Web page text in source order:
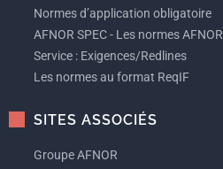
Normes d’application obligatoire
AFNOR SPEC - Les normes AFNOR
Service : Exigences/Redlines
Les normes au format ReqIF
SITES ASSOCIÉS
Groupe AFNOR